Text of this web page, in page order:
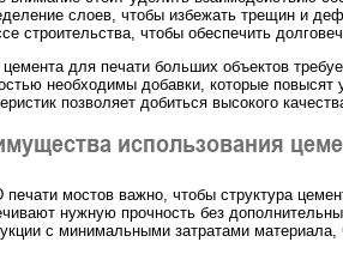
слоев, чтобы избежать трещин и
строительства, чтобы обеспечить
для печати больших объектов
необходимы добавки, которые повысят
позволяет добиться высокого
использования
печати мостов важно, чтобы структура
нужную прочность без
с минимальными затратами